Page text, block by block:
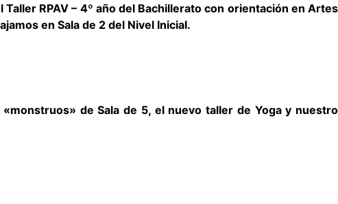
RPAV – 4º año del Bachillerato con orientación en Artes
en Sala de 2 del Nivel Inicial.
de Sala de 5, el nuevo taller de Yoga y nuestro